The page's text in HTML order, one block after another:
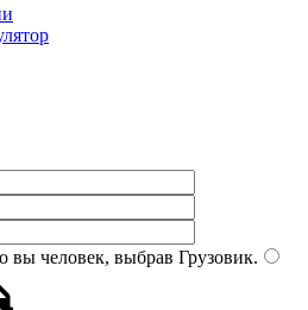
вы человек, выбрав Грузовик.